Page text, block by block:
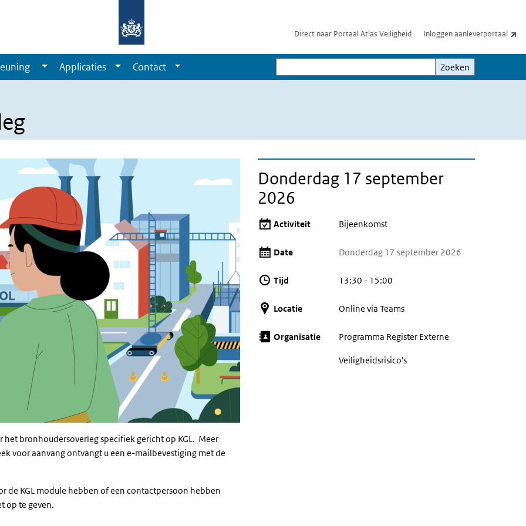
Direct naar Portaal Atlas Veiligheid Inloggen aanleverportaal
Applicaties Contact
Zoeken
Zoeken
bronhoudersoverleg specifiek gericht op KGL. Meer
voor aanvang ontvangt u een e-mailbevestiging met de
de KGL module hebben of een contactpersoon hebben
op te geven.
Donderdag 17 september
2026
Activiteit Bijeenkomst
Date Donderdag 17 september 2026
Tijd 13:30 - 15:00
Locatie Online via Teams
Organisatie Programma Register Externe
Veiligheidsrisico's